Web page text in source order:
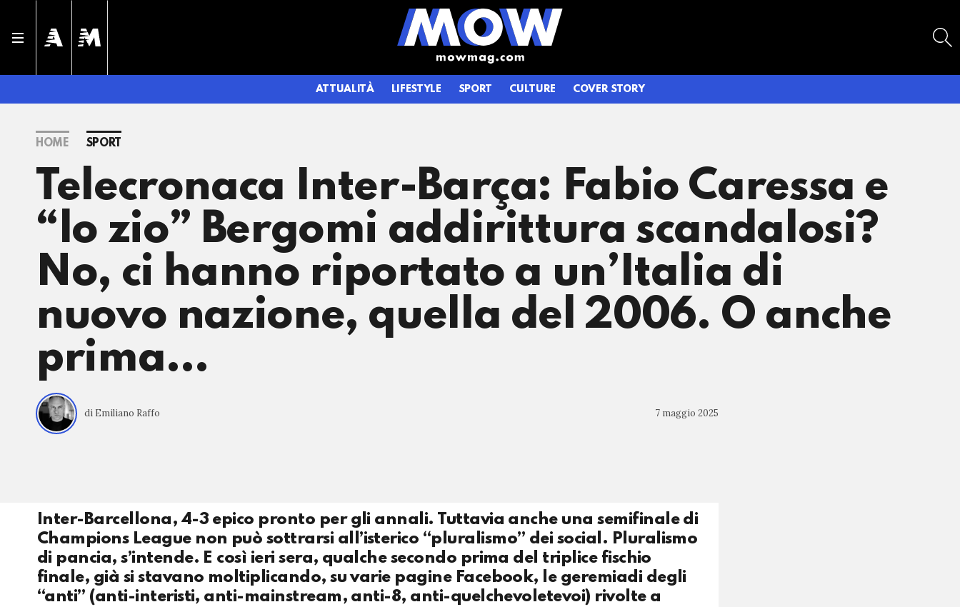
ATTUALITÀ LIFESTYLE SPORT CULTURE COVER STORY
HOME SPORT
Telecronaca Inter-Barça: Fabio Caressa e
“lo zio” Bergomi addirittura scandalosi?
No, ci hanno riportato a un’Italia di
nuovo nazione, quella del 2006. O anche
prima…
di Emiliano Raffo 7 maggio 2025
Inter-Barcellona, 4-3 epico pronto per gli annali. Tuttavia anche una semifinale di
Champions League non può sottrarsi all’isterico “pluralismo” dei social. Pluralismo
di pancia, s’intende. E così ieri sera, qualche secondo prima del triplice fischio
finale, già si stavano moltiplicando, su varie pagine Facebook, le geremiadi degli
“anti” (anti-interisti, anti-mainstream, anti-8, anti-quelchevoletevoi) rivolte a